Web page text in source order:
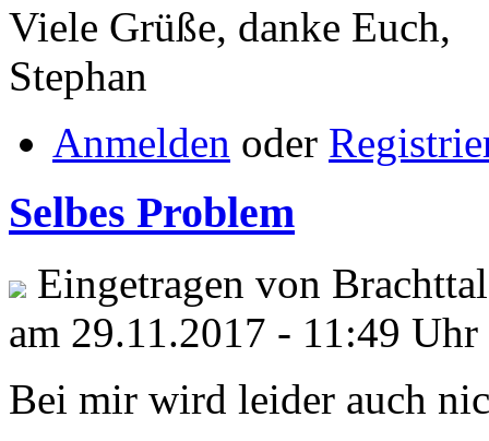
Viele Grüße, danke Euch,
Stephan
Anmelden oder
Selbes Problem
Eingetragen von
am 29.11.2017 - 11:49 Uhr
Bei mir wird leider auch